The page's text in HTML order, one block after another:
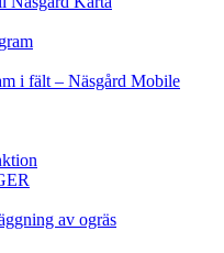
i fält – Näsgård Mobile
av ogräs